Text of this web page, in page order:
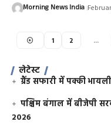
Morning News India
1 2
लेटेस्ट
ग्रैंड सफारी में पक्की
पश्चिम बंगाल में बीजेपी
2026